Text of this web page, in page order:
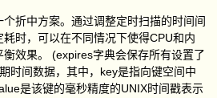
折中方案。通过调整定时扫描的时间间
耗时，可以在不同情况下使得CPU和内
效果。 (expires字典会保存所有设置了
时间数据，其中，key是指向键空间中
是该键的毫秒精度的UNIX时间戳表示